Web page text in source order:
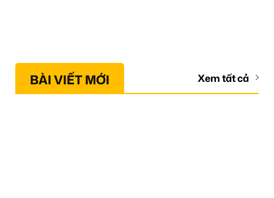
BÀI VIẾT MỚI Xem tất cả